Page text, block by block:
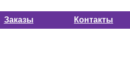
Заказы Контакты